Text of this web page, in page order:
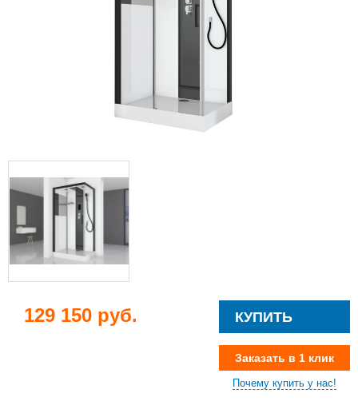
129 150 руб. КУПИТЬ
Заказать в 1 клик
Почему купить у нас!